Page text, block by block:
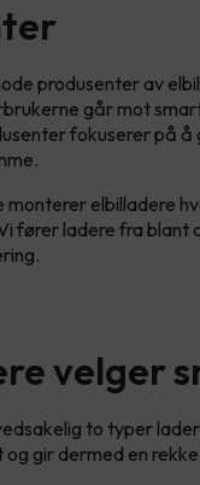
produsenter av
går mot
fokuserer på
monterer elbilladere
fører ladere fra blant
velger
to typer
gir dermed en